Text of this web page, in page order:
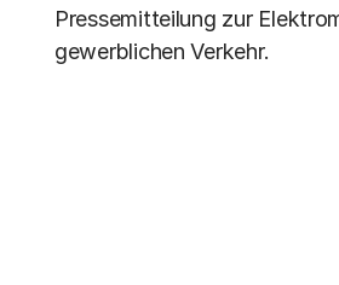
Pressemitteilung zur
gewerblichen Verkehr.